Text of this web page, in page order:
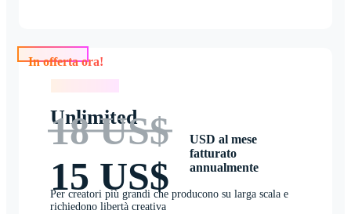
Unlimited
18 US$
15 US$
USD al mese
fatturato
annualmente
Per creatori più grandi che producono su larga scala e
richiedono libertà creativa